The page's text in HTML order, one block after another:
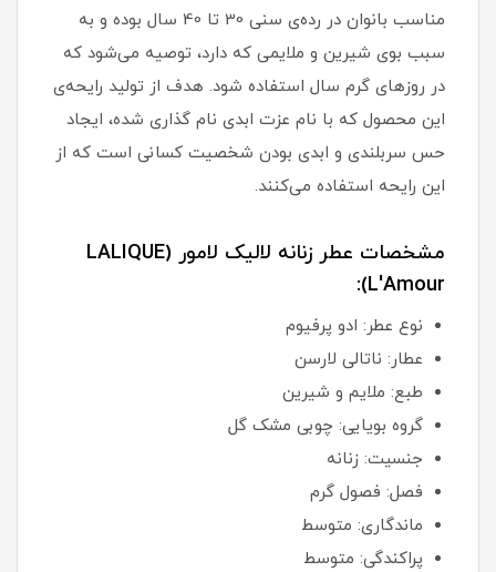
مناسب بانوان در رده‌ی سنی 30 تا 40 سال بوده و به
سبب بوی شیرین و ملایمی که دارد، توصیه می‌شود که
در روزهای گرم سال استفاده شود. هدف از تولید رایحه‌ی
این محصول که با نام عزت ابدی نام گذاری شده، ایجاد
حس سربلندی و ابدی بودن شخصیت کسانی است که از
این رایحه استفاده می‌کنند.
مشخصات عطر زنانه لالیک لامور (LALIQUE
L'Amour):
نوع عطر: ادو پرفیوم
عطار: ناتالی لارسن
طبع: ملایم و شیرین
گروه بویایی: چوبی مشک گل
جنسیت: زنانه
فصل: فصول گرم
ماندگاری: متوسط
پراکندگی: متوسط